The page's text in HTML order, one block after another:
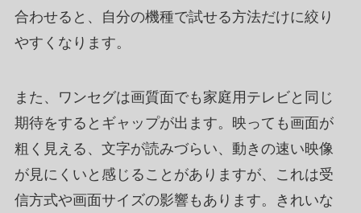
合わせると、自分の機種で試せる方法だけに絞り
やすくなります。
また、ワンセグは画質面でも家庭用テレビと同じ
期待をするとギャップが出ます。映っても画面が
粗く見える、文字が読みづらい、動きの速い映像
が見にくいと感じることがありますが、これは受
信方式や画面サイズの影響もあります。きれいな